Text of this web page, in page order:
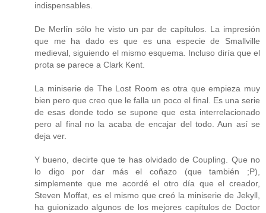
indispensables.
De Merlín sólo he visto un par de capítulos. La impresión
que me ha dado es que es una especie de Smallville
medieval, siguiendo el mismo esquema. Incluso diría que el
prota se parece a Clark Kent.
La miniserie de The Lost Room es otra que empieza muy
bien pero que creo que le falla un poco el final. Es una serie
de esas donde todo se supone que esta interrelacionado
pero al final no la acaba de encajar del todo. Aun así se
deja ver.
Y bueno, decirte que te has olvidado de Coupling. Que no
lo digo por dar más el coñazo (que también ;P),
simplemente que me acordé el otro día que el creador,
Steven Moffat, es el mismo que creó la miniserie de Jekyll,
ha guionizado algunos de los mejores capítulos de Doctor